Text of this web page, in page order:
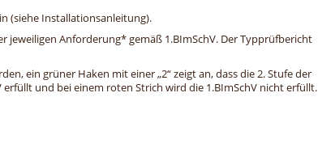
(siehe Installationsanleitung).
Anforderung* gemäß 1.BImSchV. Der Typprüfbericht
ein grüner Haken mit einer „2“ zeigt an, dass die 2. Stufe der
und bei einem roten Strich wird die 1.BImSchV nicht erfüllt.